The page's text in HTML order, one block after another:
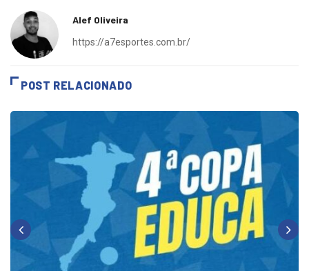
Alef Oliveira
https://a7esportes.com.br/
POST RELACIONADO